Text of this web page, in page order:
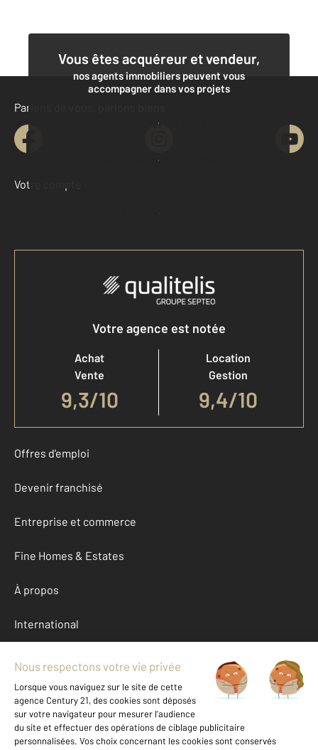
Vous êtes acquéreur et vendeur,
nos agents immobiliers peuvent vous
accompagner dans vos projets
Contacter l'agence
Demander une estimation
Parlons de vous, parlons biens
Votre compte :
Accéder à mon compte
Votre agence est notée
Achat
Vente
9,3/10
Location
Gestion
9,4/10
Offres d'emploi
Devenir franchisé
Entreprise et commerce
Fine Homes & Estates
À propos
International
Mentions légales & CGU et Barèmes d'honoraires
Données personnelles